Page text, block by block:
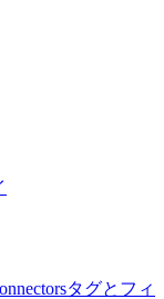
タグとフィ